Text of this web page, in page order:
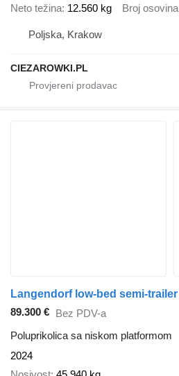
Neto težina 12.560 kg Broj osovina
Poljska, Krakow
CIEZAROWKI.PL
89.300 € Bez PDV-a
Poluprikolica sa niskom platformom
2024